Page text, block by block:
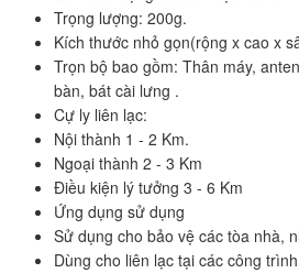
Trọng lượng: 200g.
Kích thước nhỏ gọn(rộng x cao x
Trọn bộ bao gồm: Thân máy,
bàn, bát cài lưng .
Cự ly liên lạc:
Nội thành 1 - 2 Km.
Ngoại thành 2 - 3 Km
Điều kiện lý tưởng 3 - 6 Km
Ứng dụng sử dụng
Sử dụng cho bảo vệ các tòa nhà,
Dùng cho liên lạc tại các công